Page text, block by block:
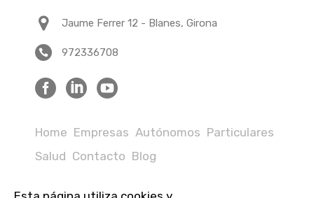
Jaume Ferrer 12 - Blanes, Girona
972336708
Home Empresas Autónomos Particulares
Salud Contacto Blog